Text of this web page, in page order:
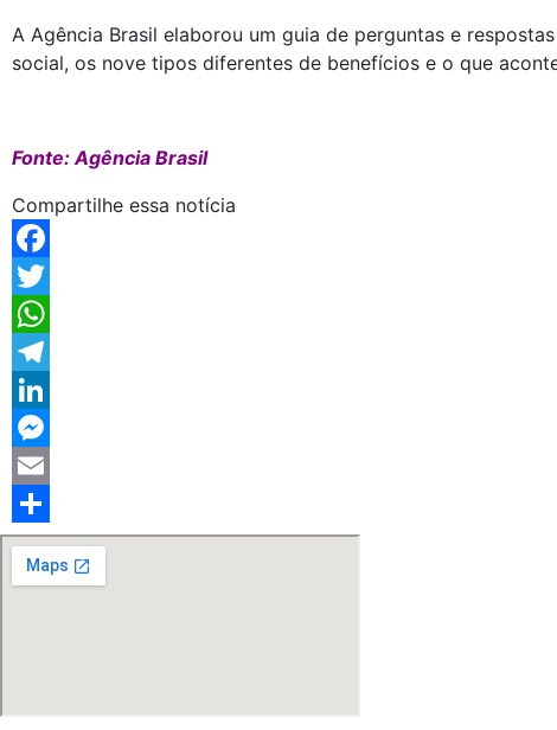
A Agência Brasil elaborou um guia de perguntas e
social, os nove tipos diferentes de benefícios e o que
Fonte: Agência Brasil
Compartilhe essa notícia
Facebook
Twitter
WhatsApp
Telegram
LinkedIn
Messenger
Email
Share